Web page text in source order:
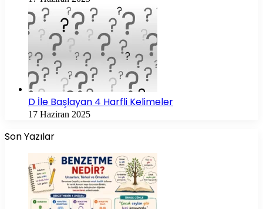
D İle Başlayan 4 Harfli Kelimeler
17 Haziran 2025
Son Yazılar